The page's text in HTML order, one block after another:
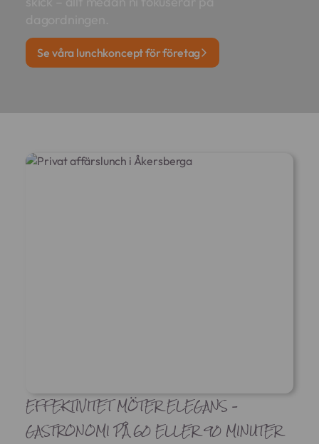
Se våra lunchkoncept för företag
EFFEKTIVITET MÖTER ELEGANS –
GASTRONOMI PÅ 60 ELLER 90 MINUTER